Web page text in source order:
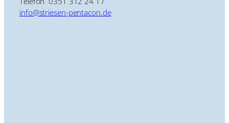
info@striesen-pentacon.de